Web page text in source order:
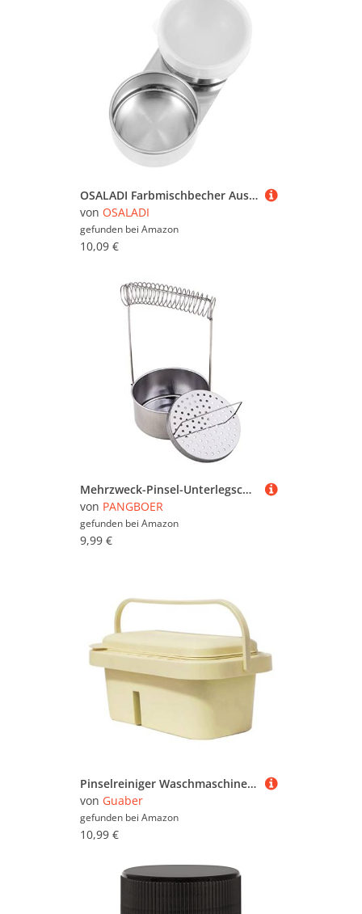
OSALADI Farbmischbecher Aus Edelstahl Farbbecher Für Ölgemälde Pinselwaschtopf Clip Kalligraphie-pinselreiniger Wiederverwendbar Und Leicht Zu Reinigen
von OSALADI
gefunden bei Amazon
10,09 €
Mehrzweck-Pinsel-Unterlegscheibe, tragbarer Pinselreiniger mit Waschmittel für Tank, abnehmbarer Bildschirm für Weihnachten, Geburtstag, tragbar, Farbreiniger, Halter, Organizer, Werkzeug, Künstler
von PANGBOER
gefunden bei Amazon
9,99 €
Pinselreiniger Waschmaschine Palette Box Künstler Waschanschluss Eimer Für Acrylmalerei Becken Wasch Eimer Mit Griffpalette Box Für Malen
von Guaber
gefunden bei Amazon
10,99 €